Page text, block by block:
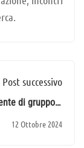
Post successivo
di gruppo e
12 Ottobre 2024